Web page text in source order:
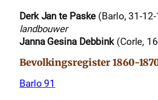
Derk Jan te Paske(Barlo, 31-12-
landbouwer
Janna Gesina Debbink(Corle,
Bevolkingsregister 1860-
Barlo 91